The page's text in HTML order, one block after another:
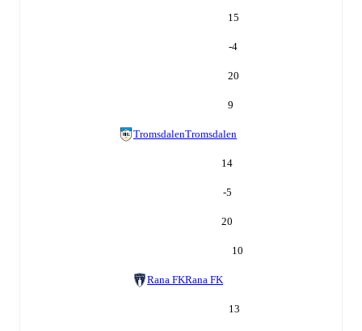
15
-4
20
9
TromsdalenTromsdalen
14
-5
20
10
Rana FKRana FK
13